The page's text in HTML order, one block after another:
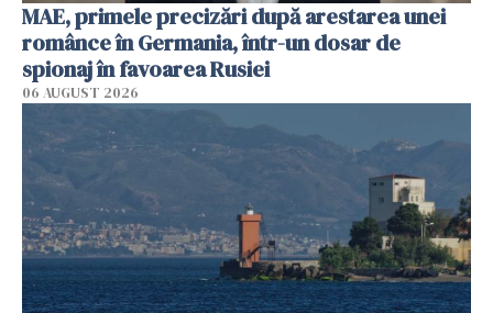
MAE, primele precizări după arestarea unei
românce în Germania, într-un dosar de
spionaj în favoarea Rusiei
06 AUGUST 2026